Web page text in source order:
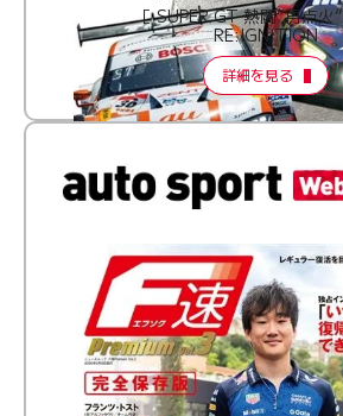
［ SUPER GT 熱闘“再点火
RE:IGNITION
詳細を見る